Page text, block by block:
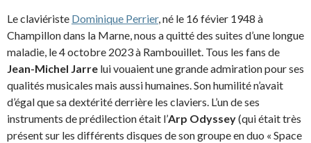
Le claviériste Dominique Perrier, né le 16 févier 1948 à
Champillon dans la Marne, nous a quitté des suites d’une longue
maladie, le 4 octobre 2023 à Rambouillet. Tous les fans de
Jean-Michel Jarre lui vouaient une grande admiration pour ses
qualités musicales mais aussi humaines. Son humilité n’avait
d’égal que sa dextérité derrière les claviers. L’un de ses
instruments de prédilection était l’Arp Odyssey(qui était très
présent sur les différents disques de son groupe en duo « Space